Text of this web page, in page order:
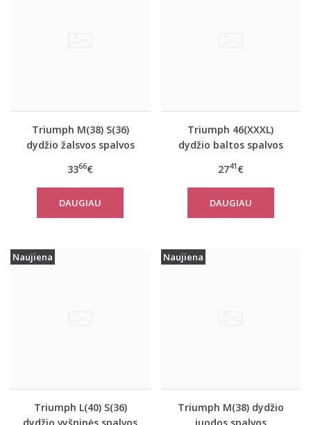
Triumph M(38) S(36)
dydžio žalsvos spalvos
marškinėliai women
move FLOW Tank Top
3366€
DAUGIAU
Triumph 46(XXXL)
dydžio baltos spalvos
marškinėliai Yselle
Basics Shirt03 2P
2741 €
DAUGIAU
Naujiena
Triumph L(40) S(36)
Naujiena
Triumph M(38) dydžio